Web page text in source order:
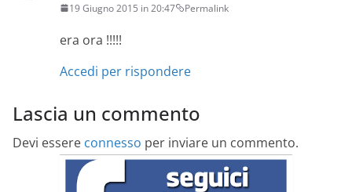
19 Giugno 2015 in 20:47 Permalink
era ora !!!!!
Accedi per rispondere
Lascia un commento
Devi essere connesso per inviare un commento.